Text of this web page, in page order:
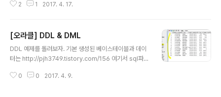
절차에 관한 규약- 자바 프로그램내에서 SQL문을 실행하
ort java.sql.* -> 드라이버 로드 -> Connection객체
생성 -> Statement 객체를 생성 및 질의 수행 -> SQL문
에 결과물이 있다면 ResultSet 객체 생성 -> 모든 객체
이클립스에서 해도 상관없다. 자바 프로젝트를 하나 생성
2 1 2017. 4. 17.
[오라클] DDL & DML
DDL 예제를 돌려보자. 기본 생성된 베이스테이블과 데이
터는 http://pjh3749.tistory.com/156 여기서 sql파일
ry1 as select * from emp 데이터도 이렇게 똑같이 복
0 0 2017. 4. 9.